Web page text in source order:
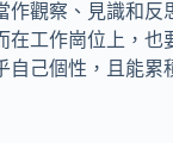
觀察、見識和反
工作崗位上，
己個性，且能累